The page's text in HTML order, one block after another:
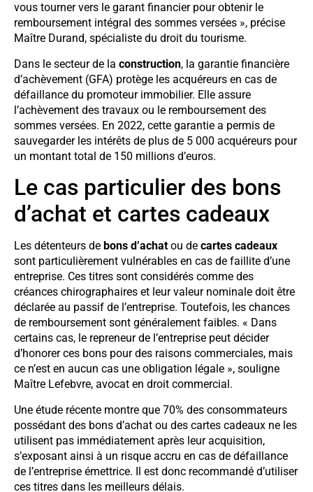
vous tourner vers le garant financier pour obtenir le
remboursement intégral des sommes versées », précise
Maître Durand, spécialiste du droit du tourisme.
Dans le secteur de la construction, la garantie financière
d’achèvement (GFA) protège les acquéreurs en cas de
défaillance du promoteur immobilier. Elle assure
l’achèvement des travaux ou le remboursement des
sommes versées. En 2022, cette garantie a permis de
sauvegarder les intérêts de plus de 5 000 acquéreurs pour
un montant total de 150 millions d’euros.
Le cas particulier des bons
d’achat et cartes cadeaux
Les détenteurs de bons d’achat ou de cartes cadeaux
sont particulièrement vulnérables en cas de faillite d’une
entreprise. Ces titres sont considérés comme des
créances chirographaires et leur valeur nominale doit être
déclarée au passif de l’entreprise. Toutefois, les chances
de remboursement sont généralement faibles. « Dans
certains cas, le repreneur de l’entreprise peut décider
d’honorer ces bons pour des raisons commerciales, mais
ce n’est en aucun cas une obligation légale », souligne
Maître Lefebvre, avocat en droit commercial.
Une étude récente montre que 70% des consommateurs
possédant des bons d’achat ou des cartes cadeaux ne les
utilisent pas immédiatement après leur acquisition,
s’exposant ainsi à un risque accru en cas de défaillance
de l’entreprise émettrice. Il est donc recommandé d’utiliser
ces titres dans les meilleurs délais.